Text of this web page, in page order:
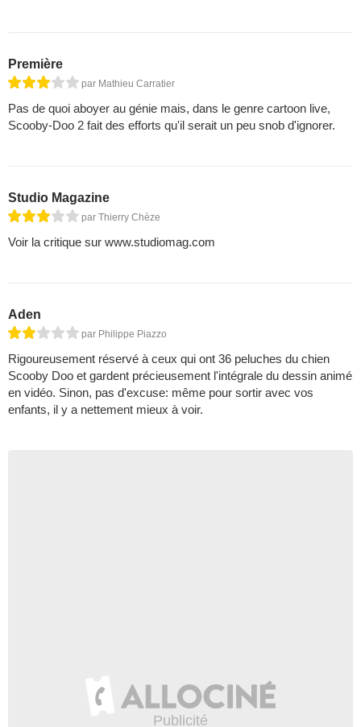
Première
par Mathieu Carratier
Pas de quoi aboyer au génie mais, dans le genre cartoon live,
Scooby-Doo 2 fait des efforts qu'il serait un peu snob d'ignorer.
Studio Magazine
par Thierry Chèze
Voir la critique sur www.studiomag.com
Aden
par Philippe Piazzo
Rigoureusement réservé à ceux qui ont 36 peluches du chien
Scooby Doo et gardent précieusement l'intégrale du dessin animé
en vidéo. Sinon, pas d'excuse: même pour sortir avec vos
enfants, il y a nettement mieux à voir.